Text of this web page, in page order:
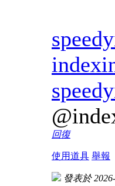
回復
使用道具 舉報
發表於